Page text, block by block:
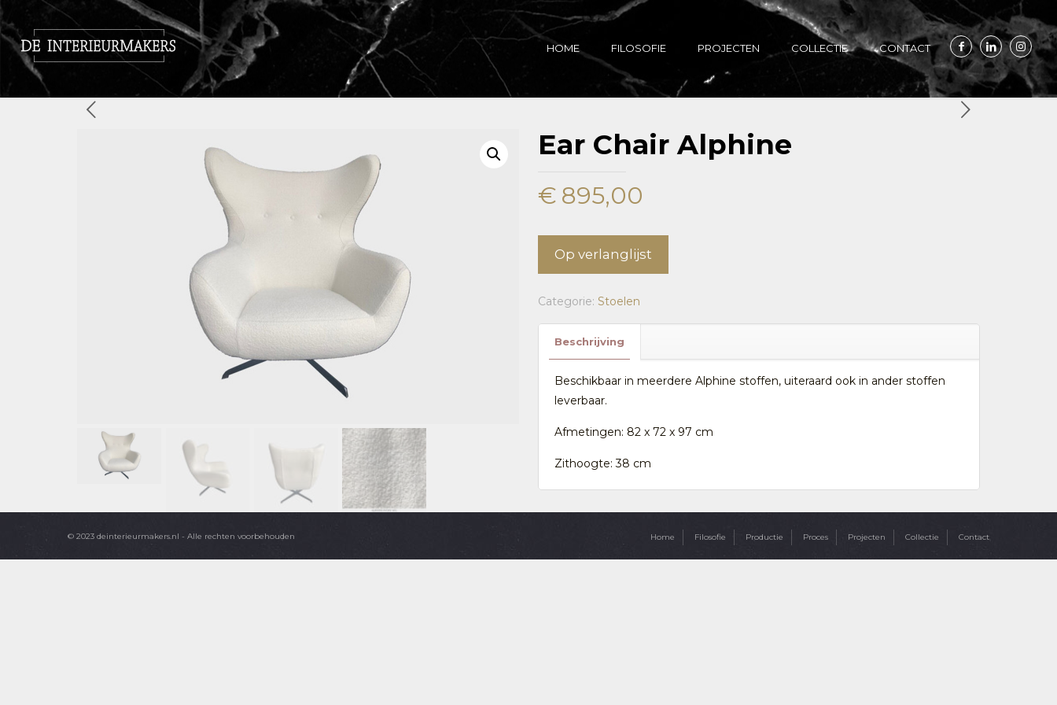
HOME FILOSOFIE PROJECTEN COLLECTIE CONTACT
Ear Chair Alphine
€ 895,00
Op verlanglijst
Categorie: Stoelen
Beschrijving
Beschikbaar in meerdere Alphine stoffen, uiteraard ook in ander stoffen
leverbaar.
Afmetingen: 82 x 72 x 97 cm
Zithoogte: 38 cm
© 2023 deinterieurmakers.nl - Alle rechten voorbehouden Home Filosofie Productie Proces Projecten Collectie Contact